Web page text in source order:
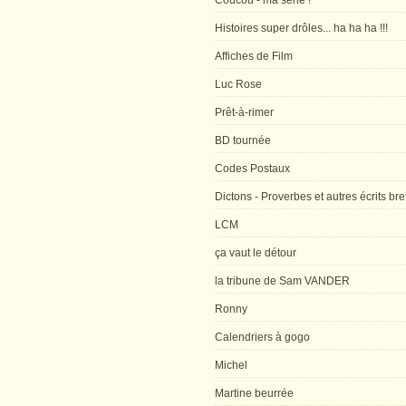
Histoires super drôles... ha ha ha !!!
Affiches de Film
Luc Rose
Prêt-à-rimer
BD tournée
Codes Postaux
Dictons - Proverbes et autres écrits
LCM
ça vaut le détour
la tribune de Sam VANDER
Ronny
Calendriers à gogo
Michel
Martine beurrée